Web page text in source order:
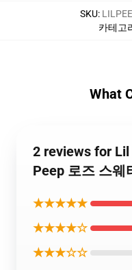
SKU:
카테고
What
2 reviews for
Peep 로즈 스웨
★★★★★
★★★★☆
★★★☆☆